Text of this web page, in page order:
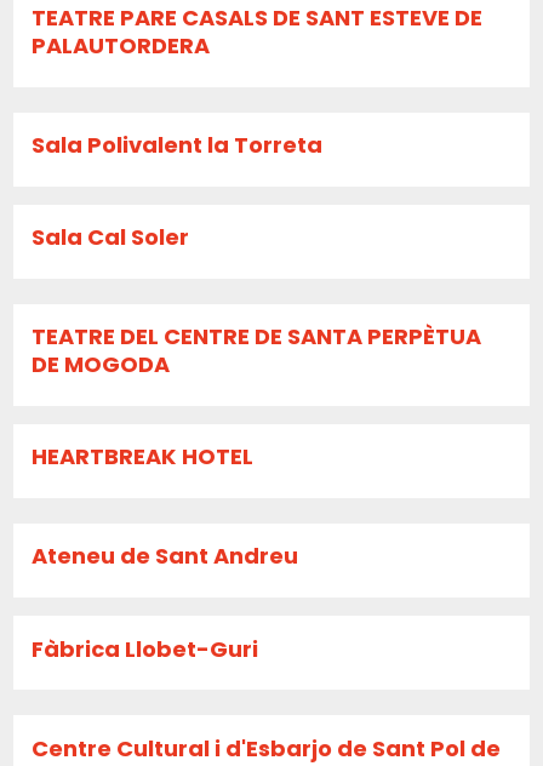
TEATRE PARE CASALS DE SANT ESTEVE DE
PALAUTORDERA
Sala Polivalent la Torreta
Sala Cal Soler
TEATRE DEL CENTRE DE SANTA PERPÈTUA
DE MOGODA
HEARTBREAK HOTEL
Ateneu de Sant Andreu
Fàbrica Llobet-Guri
Centre Cultural i d'Esbarjo de Sant Pol de